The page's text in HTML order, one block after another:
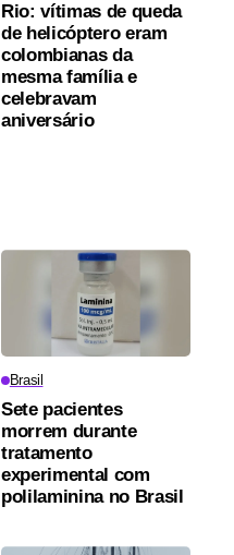
Rio: vítimas de queda
de helicóptero eram
colombianas da
mesma família e
celebravam
aniversário
Brasil
Sete pacientes
morrem durante
tratamento
experimental com
polilaminina no Brasil